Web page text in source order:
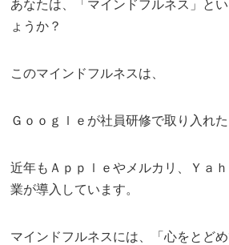
あなたは、「マインドフルネス」と
ょうか？
このマインドフルネスは、
Ｇｏｏｇｌｅが社員研修で取り入れ
近年もＡｐｐｌｅやメルカリ、Ｙａ
業が導入しています。
マインドフルネスには、「心をとど